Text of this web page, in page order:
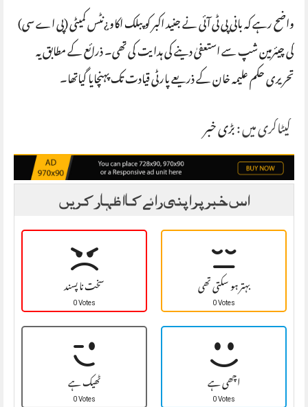
واضح رہے کہ بانی پی ٹی آئی نے جنید اکبر کو پبلک اکاو¿نٹس کمیٹی (پی اے سی)
کی چیئرمین شپ سے استعفیٰ دینے کی ہدایت کی تھی۔ ذرائع کے مطابق یہ
تحریری حکم علیمہ خان کے ذریعے پارٹی قیادت تک پہنچایا گیاتھا۔
کیٹاگری میں :بڑی خبر
اس خبر پر اپنی رائے کا اظہار کریں
سخت نا پسند
0 Votes بہتر ہو سکتی تھی
0 Votes
ٹھیک ہے
0 Votes اچھی ہے
0 Votes